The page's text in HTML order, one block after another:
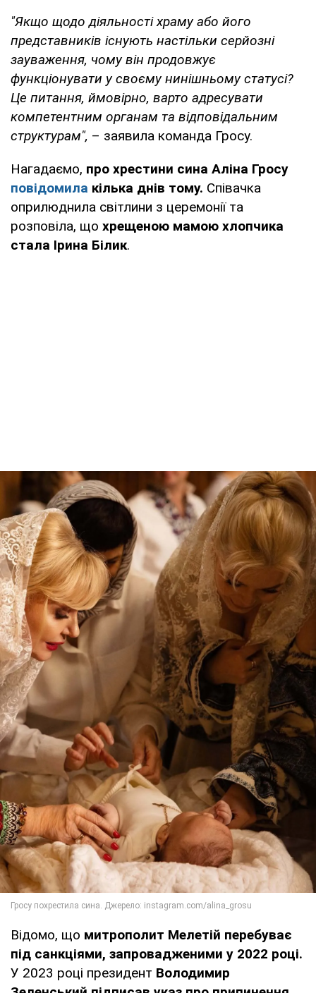
"Якщо щодо діяльності храму або його
представників існують настільки серйозні
зауваження, чому він продовжує
функціонувати у своєму нинішньому статусі?
Це питання, ймовірно, варто адресувати
компетентним органам та відповідальним
структурам", – заявила команда Гросу.
Нагадаємо, про хрестини сина Аліна Гросу
повідомила кілька днів тому. Співачка
оприлюднила світлини з церемонії та
розповіла, що хрещеною мамою хлопчика
стала Ірина Білик.
Відомо, що митрополит Мелетій перебуває
під санкціями, запровадженими у 2022 році.
У 2023 році президент Володимир